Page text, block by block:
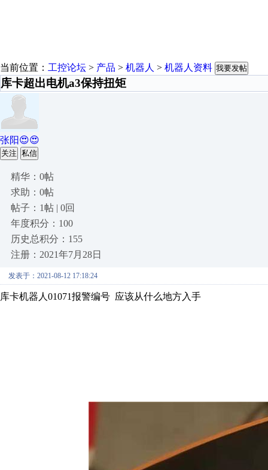
当前位置： 工控论坛 > 产品 > 机器人 > 机器人资料 我要发帖
库卡超出电机a3保持扭矩
张阳😍😍
关注 私信
精华：0帖
求助：0帖
帖子：1帖 | 0回
年度积分：100
历史总积分：155
注册：2021年7月28日
发表于：2021-08-12 17:18:24
库卡机器人01071报警编号 应该从什么地方入手